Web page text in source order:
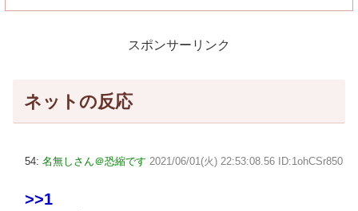
スポンサーリンク
ネットの反応
54: 名無しさん＠恐縮です 2021/06/01(火) 22:53:08.56 ID:1ohCSr850
>>1